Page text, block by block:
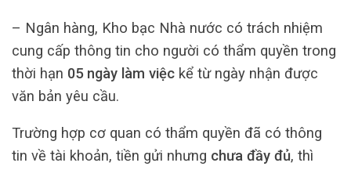
– Ngân hàng, Kho bạc Nhà nước có trách nhiệm
cung cấp thông tin cho người có thẩm quyền trong
thời hạn 05 ngày làm việc kể từ ngày nhận được
văn bản yêu cầu.
Trường hợp cơ quan có thẩm quyền đã có thông
tin về tài khoản, tiền gửi nhưng chưa đầy đủ, thì